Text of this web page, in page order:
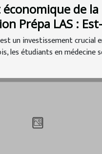
économique de la
Prépa LAS :
en
un investissement crucial
les étudiants en médecine